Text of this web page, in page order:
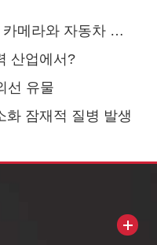
와 자동차 열 화상?
산업에서?
선 유물
화 잠재적 질병 발생